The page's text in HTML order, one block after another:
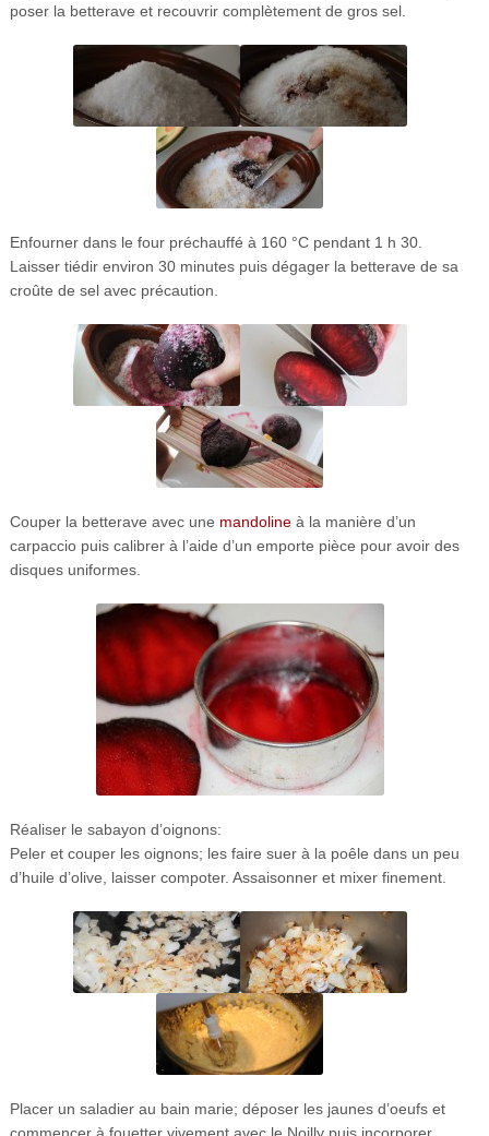
poser la betterave et recouvrir complètement de gros sel.
Enfourner dans le four préchauffé à 160 °C pendant 1 h 30.
Laisser tiédir environ 30 minutes puis dégager la betterave de sa
croûte de sel avec précaution.
Couper la betterave avec une mandoline à la manière d’un
carpaccio puis calibrer à l’aide d’un emporte pièce pour avoir des
disques uniformes.
Réaliser le sabayon d’oignons:
Peler et couper les oignons; les faire suer à la poêle dans un peu
d’huile d’olive, laisser compoter. Assaisonner et mixer finement.
Placer un saladier au bain marie; déposer les jaunes d’oeufs et